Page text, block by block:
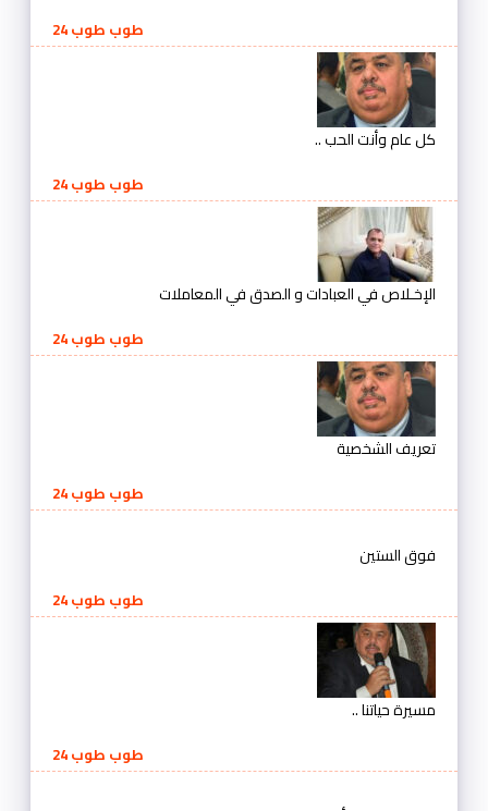
طوب طوب 24
كل عام وأنت الحب ..
طوب طوب 24
الإخـلاص في العبادات و الصدق في المعاملات
طوب طوب 24
تعريف الشخصية
طوب طوب 24
فوق الستين
طوب طوب 24
مسيرة حياتنا ..
طوب طوب 24